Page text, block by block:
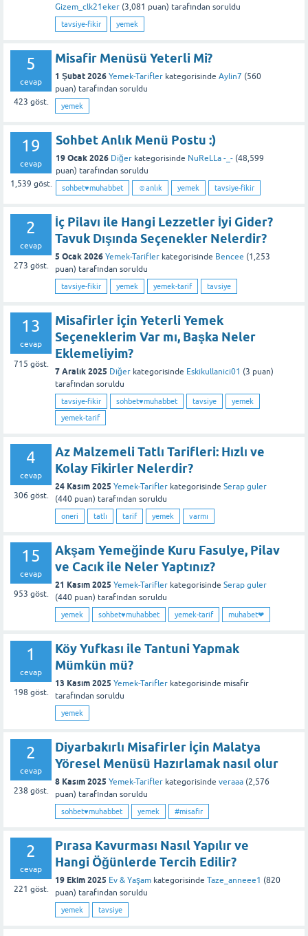
Gizem_clk21eker (3,081 puan) tarafından soruldu
tavsiye-fikir yemek
5
cevap
423 göst.
Misafir Menüsü Yeterli Mi?
1 Şubat 2026 Yemek-Tarifler kategorisinde Aylin7 (560
puan) tarafından soruldu
yemek
19
cevap
1,539 göst.
Sohbet Anlık Menü Postu :)
19 Ocak 2026 Diğer kategorisinde NuReLLa -_- (48,599
puan) tarafından soruldu
sohbet♥️muhabbet ☺anlık yemek tavsiye-fikir
2
cevap
273 göst.
İç Pilavı ile Hangi Lezzetler İyi Gider?
Tavuk Dışında Seçenekler Nelerdir?
5 Ocak 2026 Yemek-Tarifler kategorisinde Bencee (1,253
puan) tarafından soruldu
tavsiye-fikir yemek yemek-tarif tavsiye
13
cevap
715 göst.
Misafirler İçin Yeterli Yemek
Seçeneklerim Var mı, Başka Neler
Eklemeliyim?
7 Aralık 2025 Diğer kategorisinde Eskikullanici01 (3 puan)
tarafından soruldu
tavsiye-fikir sohbet♥️muhabbet tavsiye
yemek
yemek-tarif
4
cevap
306 göst.
Az Malzemeli Tatlı Tarifleri: Hızlı ve
Kolay Fikirler Nelerdir?
24 Kasım 2025 Yemek-Tarifler kategorisinde Serap guler
(440 puan) tarafından soruldu
oneri tatlı tarif yemek varmı
15
cevap
953 göst.
Akşam Yemeğinde Kuru Fasulye, Pilav
ve Cacık ile Neler Yaptınız?
21 Kasım 2025 Yemek-Tarifler kategorisinde Serap guler
(440 puan) tarafından soruldu
yemek sohbet♥️muhabbet yemek-tarif muhabet❤
1
cevap
198 göst.
Köy Yufkası ile Tantuni Yapmak
Mümkün mü?
13 Kasım 2025 Yemek-Tarifler kategorisinde misafir
tarafından soruldu
yemek
2
cevap
238 göst.
Diyarbakırlı Misafirler İçin Malatya
Yöresel Menüsü Hazırlamak nasıl olur
8 Kasım 2025 Yemek-Tarifler kategorisinde veraaa (2,576
puan) tarafından soruldu
sohbet♥️muhabbet yemek #misafir
2
cevap
221 göst.
Pırasa Kavurması Nasıl Yapılır ve
Hangi Öğünlerde Tercih Edilir?
19 Ekim 2025 Ev & Yaşam kategorisinde Taze_anneee1 (820
puan) tarafından soruldu
yemek tavsiye